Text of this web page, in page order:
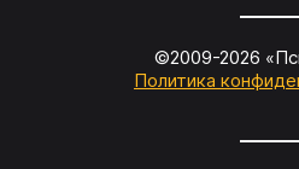
©2009-2026 «
Политика